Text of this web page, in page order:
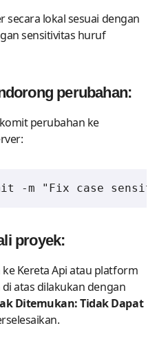
secara lokal sesuai dengan
sensitivitas huruf
perubahan:
perubahan ke
-m "Fix case
proyek:
Kereta Api atau platform
atas dilakukan dengan
Ditemukan: Tidak Dapat